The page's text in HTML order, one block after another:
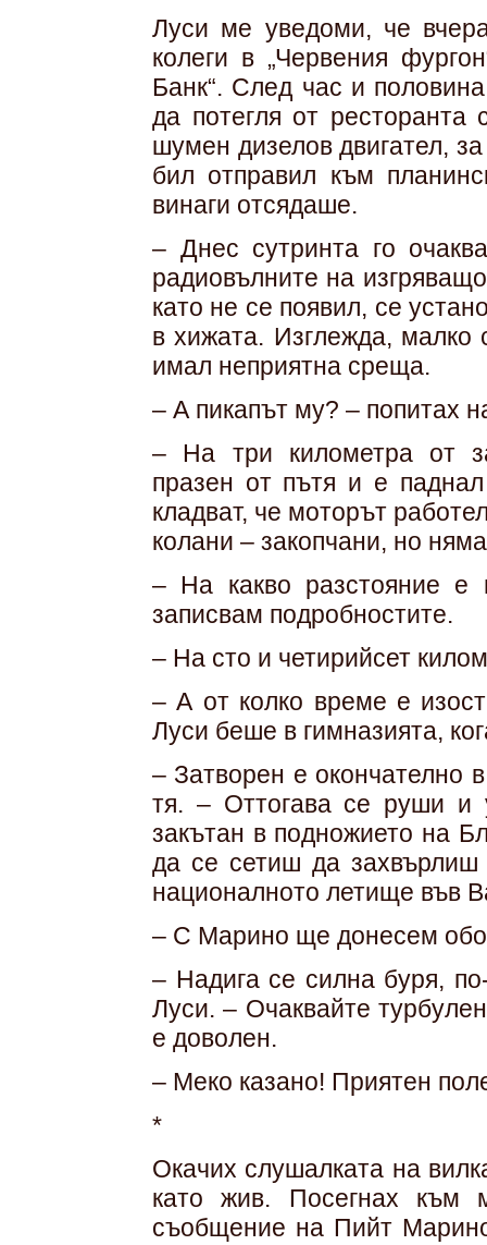
Луси ме уведоми, че
колеги в „Червения
Банк“. След час и
да потегля от
шумен дизелов двигател,
бил отправил към
винаги отсядаше.
– Днес сутринта го
радиовълните на
като не се появил, се
в хижата. Изглежда, малко
имал неприятна среща.
– А пикапът му? – попитах
– На три километра от
празен от пътя и е
кладват, че моторът
колани – закопчани, но
– На какво разстояние
записвам подробностите.
– На сто и четирийсет
– А от колко време е
Луси беше в гимназията,
– Затворен е окончателно
тя. – Оттогава се руши
закътан в подножието на
да се сетиш да захвърлиш
националното летище във
– С Марино ще донесем
– Надига се силна буря,
Луси. – Очаквайте
е доволен.
– Меко казано! Приятен
*
Окачих слушалката на
като жив. Посегнах към
съобщение на Пийт